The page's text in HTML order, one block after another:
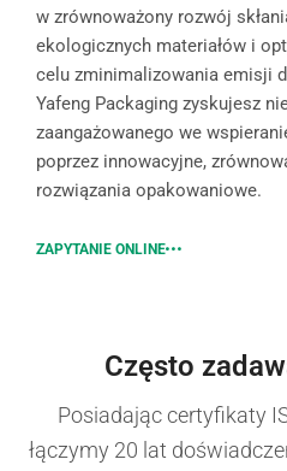
w zrównoważony rozwój
ekologicznych materiałów i
celu zminimalizowania emisji
Yafeng Packaging zyskujesz
zaangażowanego we
poprzez innowacyjne,
rozwiązania opakowaniowe.
ZAPYTANIE ONLINE
Często
Posiadając certyfikaty
łączymy 20 lat